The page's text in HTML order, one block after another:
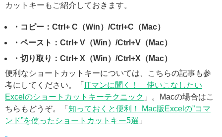
カットキーもご紹介しておきます。
・コピー：Ctrl+ C（Win）/Ctrl+C（Mac）
・ペースト：Ctrl+ V（Win）/Ctrl+V（Mac）
・切り取り：Ctrl+ X（Win）/Ctrl+X（Mac）
便利なショートカットキーについては、こちらの記事も参
考にしてください。「 ITマンに聞く！ 使いこなしたい
Excelのショートカットキーテクニック 」。Macの場合はこ
ちらもどうぞ。「 知っておくと便利！ Mac版Excelの”コマ
ンド”を使ったショートカットキー5選 」